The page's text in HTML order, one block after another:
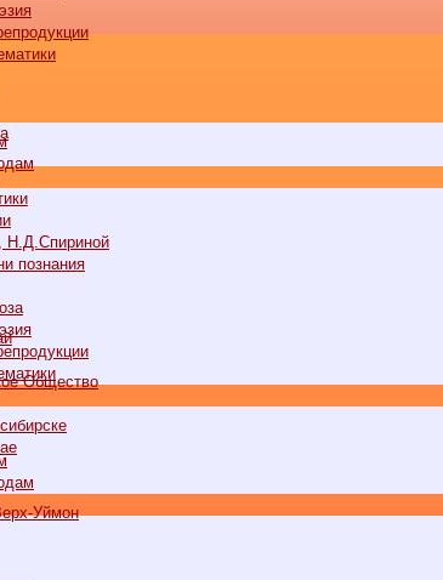
Общество
Уймон
Н.Д.Спириной
познания